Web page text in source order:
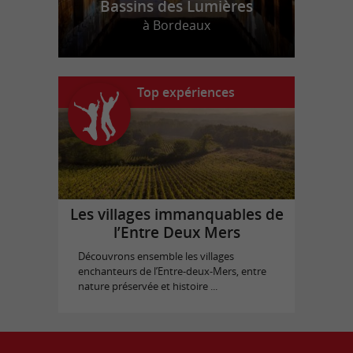
Bassins des Lumières
à Bordeaux
Top expériences
Les villages immanquables de
l’Entre Deux Mers
Découvrons ensemble les villages
enchanteurs de l’Entre-deux-Mers, entre
nature préservée et histoire ...